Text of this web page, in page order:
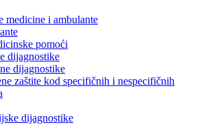
medicine i ambulante
pomoći
dijagnostike
dijagnostike
zaštite kod specifičnih i nespecifičnih
dijagnostike